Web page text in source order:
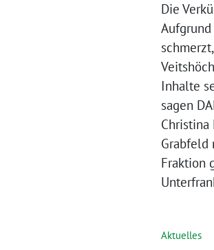
Die
Inhalte
sagen
Christina
Grabfeld
Fraktion
Aktuelles